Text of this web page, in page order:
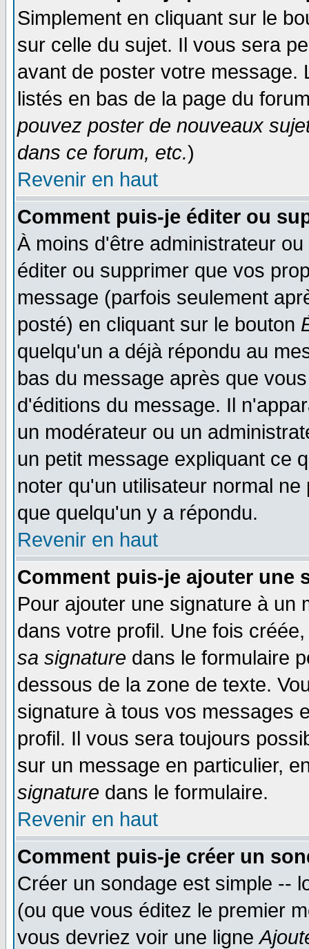
Simplement en cliquant sur le
sur celle du sujet. Il vous sera
avant de poster votre
listés en bas de la page du
pouvez poster de nouveaux
dans ce forum, etc.)
Revenir en haut
Comment puis-je éditer ou
À moins d'être administrateur
éditer ou supprimer que vos
message (parfois seulement
posté) en cliquant sur le bouton
quelqu'un a déjà répondu au
bas du message après que
d'éditions du message. Il
un modérateur ou un
un petit message expliquant ce
noter qu'un utilisateur normal
que quelqu'un y a répondu.
Revenir en haut
Comment puis-je ajouter une
Pour ajouter une signature à un
dans votre profil. Une fois
sa signature dans le formulaire
dessous de la zone de texte.
signature à tous vos messages
profil. Il vous sera toujours
sur un message en particulier,
signature dans le formulaire.
Revenir en haut
Comment puis-je créer un
Créer un sondage est simple --
(ou que vous éditez le premier
vous devriez voir une ligne